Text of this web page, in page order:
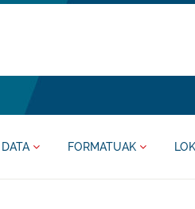
DATA FORMATUAK